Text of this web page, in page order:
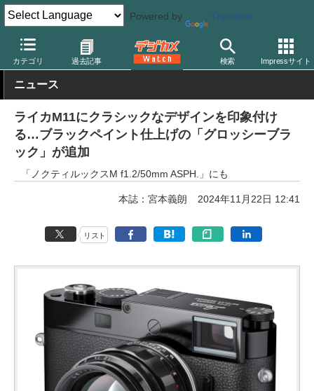
Powered by Translate
カテゴリ 過去記事 検索 Impressサイト
デジカメ Watch カメラ レンジファインダーカメラ ライカ
ニュース
ライカM11にクラシックなデザインを印象付け
る…ブラックペイント仕上げの「グロッシーブラ
ック」が追加
「ノクティルックスM f1.2/50mm ASPH.」にも
本誌：宮本義朗 2024年11月22日 12:41
リスト